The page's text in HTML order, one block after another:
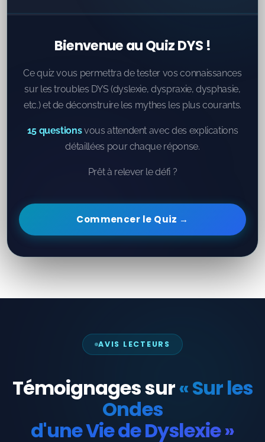
Bienvenue au Quiz DYS !
Ce quiz vous permettra de tester vos connaissances
sur les troubles DYS (dyslexie, dyspraxie, dysphasie,
etc.) et de déconstruire les mythes les plus courants.
15 questionsvous attendent avec des explications
détaillées pour chaque réponse.
Prêt à relever le défi ?
Commencer le Quiz →
AVIS LECTEURS
Témoignages sur« Sur les
Ondes
d'une Vie de Dyslexie »